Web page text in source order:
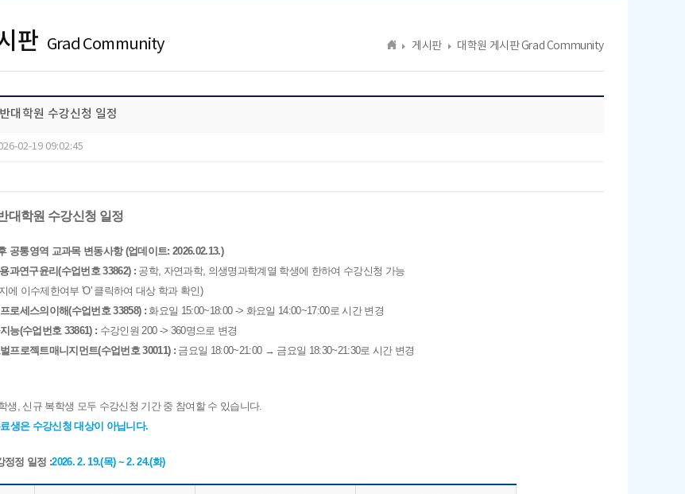
판 Grad Community 게시판 대학원 게시판 Grad Community
대학원 수강신청 일정
02-19 09:02:45
대학원 수강신청 일정
공통영역 교과목 변동사항 (업데이트: 2026.02.13.)
과연구윤리(수업번호 33862) : 공학, 자연과학, 의생명과학계열 학생에 한하여 수강신청 가능
에 이수제한여부 'O' 클릭하여 대상 학과 확인)
로세스의이해(수업번호 33858) : 화요일 15:00~18:00 -> 화요일 14:00~17:00로 시간 변경
능(수업번호 33861) : 수강인원 200 -> 360명으로 변경
프로젝트매니지먼트(수업번호 30011) : 금요일 18:00~21:00 → 금요일 18:30~21:30로 시간 변경
생, 신규 복학생 모두 수강신청 기간 중 참여할 수 있습니다.
생은 수강신청 대상이 아닙니다.
정정 일정 :2026. 2. 19.(목) ~ 2. 24.(화)